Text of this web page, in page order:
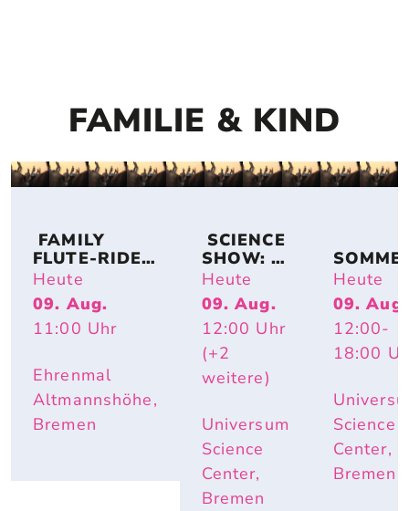
FAMILIE & KIND
FAMILY
FLUTE-RIDE:
DUO
FLUTASTIC
Heute
09. Aug.
11:00 Uhr
Ehrenmal
Altmannshöhe,
Bremen
SCIENCE
SHOW:
TIERISCH
HEISS – W
ARUM R
OTE W
ANGEN U
ND E
LEFANTE
IM S
OMMER N
ÜTZLICH
SIND
Heute
09. Aug.
12:00 Uhr
(+2
weitere)
Universum
Science
Center,
Bremen
SAUSE –
GROSSE G
EFÜHLE
Heute
09. Aug.
12:00-
18:00
Science
Center,
Bremen